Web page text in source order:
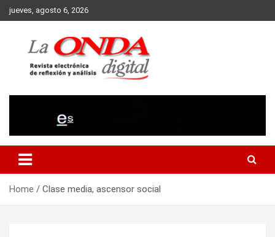
Skip
to
jueves, agosto 6, 2026
Home Clase media, ascensor social